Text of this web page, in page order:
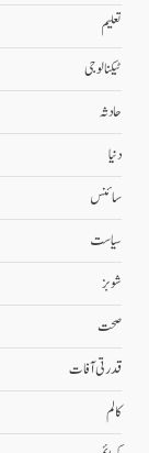
تعلیم
ٹیکنالوجی
حادثہ
دنیا
سائنس
سیاست
شوبز
صحت
قدرتی آفات
کالم